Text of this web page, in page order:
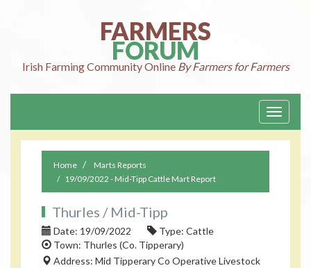
FARMERS
FORUM
Irish FarmingCommunity Online By Farmers for Farmers
Toggle
Home
Marts Reports
19/09/2022 - Mid-Tipp Cattle Mart Report
Thurles / Mid-Tipp
Date: 19/09/2022
Type: Cattle
Town: Thurles (Co. Tipperary)
Address: Mid Tipperary Co Operative Livestock